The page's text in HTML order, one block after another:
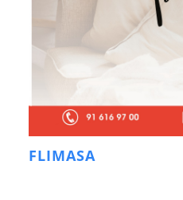
FLIMASA